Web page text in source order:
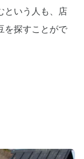
という人も、店
を探すことがで